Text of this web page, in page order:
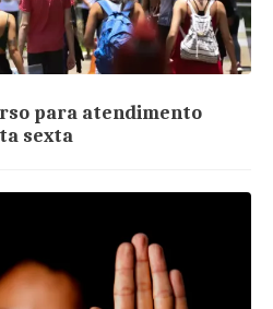
para atendimento
sexta